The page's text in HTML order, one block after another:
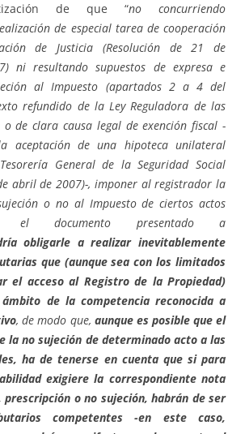
de que “no concurriendo
de especial tarea de cooperación
de Justicia (Resolución de 21 de
ni resultando supuestos de expresa e
al Impuesto (apartados 2 a 4 del
refundido de la Ley Reguladora de las
o de clara causa legal de exención fiscal -
aceptación de una hipoteca unilateral
General de la Seguridad Social
abril de 2007)-, imponer al registrador la
o no al Impuesto de ciertos actos
el documento presentado a
obligarle a realizar inevitablemente
que (aunque sea con los limitados
el acceso al Registro de la Propiedad)
de la competencia reconocida a
, de modo que, aunque es posible que el
la no sujeción de determinado acto a las
ha de tenerse en cuenta que si para
exigiere la correspondiente nota
prescripción o no sujeción, habrán de ser
competentes -en este caso,